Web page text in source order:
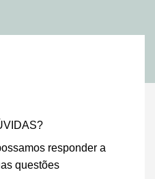
responder a
questões